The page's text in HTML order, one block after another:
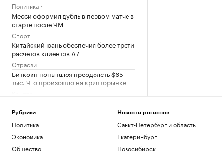
Политика
Месси оформил дубль в первом матче в
старте после ЧМ
Спорт
Китайский юань обеспечил более трети
расчетов клиентов А7
Отрасли
Биткоин попытался преодолеть $65
тыс. Что произошло на крипторынке
технологии меняют рынок Fresh Food
Тренды
Рубрики
Политика
Экономика
Общество
Новости регионов
Санкт-Петербург и область
Екатеринбург
Новосибирск